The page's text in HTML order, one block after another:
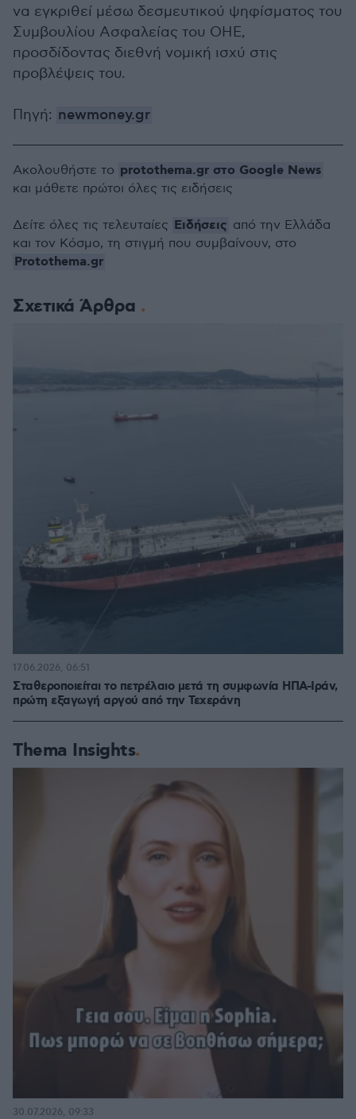
να εγκριθεί μέσω δεσμευτικού ψηφίσματος του
Συμβουλίου Ασφαλείας του ΟΗΕ,
προσδίδοντας διεθνή νομική ισχύ στις
προβλέψεις του.
Πηγή: newmoney.gr
Σχετικά Άρθρα
Σταθεροποιείται το πετρέλαιο μετά τη συμφωνία ΗΠΑ-Ιράν,
πρώτη εξαγωγή αργού από την Τεχεράνη
17.06.2026, 06:51
Thema Insights
30.07.2026, 09:33
Ακολουθήστε το protothema.gr στο Google News
και μάθετε πρώτοι όλες τις ειδήσεις
Δείτε όλες τις τελευταίες Ειδήσεις από την Ελλάδα
και τον Κόσμο, τη στιγμή που συμβαίνουν, στο
Protothema.gr